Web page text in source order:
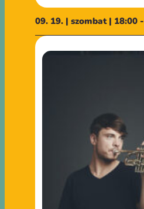
09. 19. | szombat | 18:00 -